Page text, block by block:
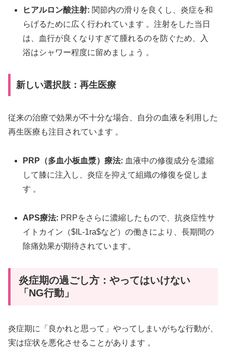
ヒアルロン酸注射: 関節内の滑りを良くし、炎症を和
らげるために広く行われています 。注射をした当日
は、血行が良くなりすぎて腫れるのを防ぐため、入
浴はシャワー程度に留めましょう 。
新しい選択肢：再生医療
従来の治療で効果が不十分な場合、自分の血液を利用した
再生医療も注目されています 。
PRP（多血小板血漿）療法: 血液中の修復成分を濃縮
して膝に注入し、炎症を抑えて組織の修復を促しま
す 。
APS療法: PRPをさらに濃縮したもので、抗炎症性サ
イトカイン（$IL-1ra$など）の働きにより、長期間の
除痛効果が期待されています。
炎症期の過ごし方：やってはいけない
「NG行動」
炎症期に「良かれと思って」やってしまいがちな行動が、
実は症状を悪化させることがあります 。